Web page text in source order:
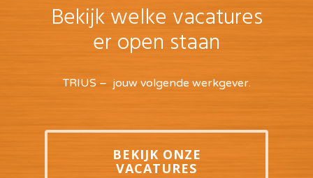
Bekijk welke vacatures
er open staan
TRIUS – jouw volgende werkgever.
BEKIJK ONZE
VACATURES